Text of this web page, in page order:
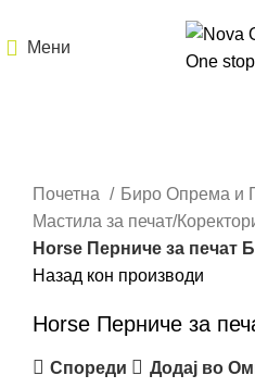
Мени
Почетна
Биро Опрема и
Мастила за печат/
Horse Перниче за печат
Назад кон производи
Horse Перниче за
Спореди Додај во